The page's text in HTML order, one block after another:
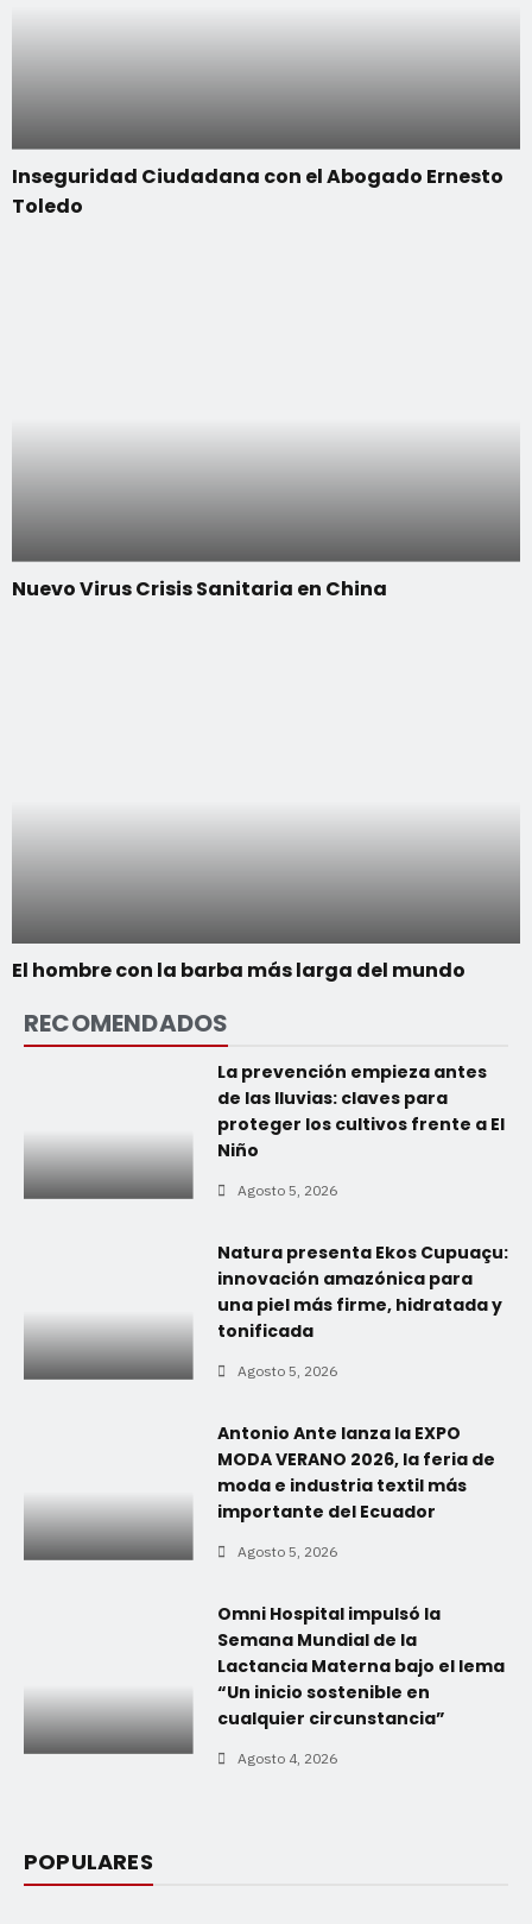
Inseguridad Ciudadana con el Abogado Ernesto
Toledo
Nuevo Virus Crisis Sanitaria en China
El hombre con la barba más larga del mundo
RECOMENDADOS
La prevención empieza antes
de las lluvias: claves para
proteger los cultivos frente a El
Niño
Agosto 5, 2026
Natura presenta Ekos Cupuaçu:
innovación amazónica para
una piel más firme, hidratada y
tonificada
Agosto 5, 2026
Antonio Ante lanza la EXPO
MODA VERANO 2026, la feria de
moda e industria textil más
importante del Ecuador
Agosto 5, 2026
Omni Hospital impulsó la
Semana Mundial de la
Lactancia Materna bajo el lema
“Un inicio sostenible en
cualquier circunstancia”
Agosto 4, 2026
POPULARES